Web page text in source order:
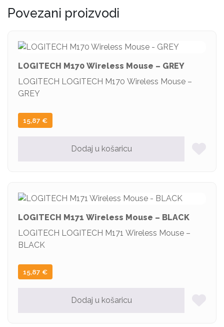
Povezani proizvodi
LOGITECH M170 Wireless Mouse – GREY
LOGITECH LOGITECH M170 Wireless Mouse –
GREY
15,87 €
Dodaj u košaricu
LOGITECH M171 Wireless Mouse – BLACK
LOGITECH LOGITECH M171 Wireless Mouse –
BLACK
15,87 €
Dodaj u košaricu